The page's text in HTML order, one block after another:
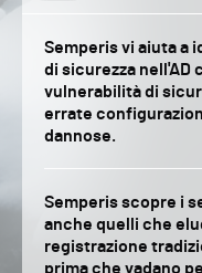
Semperis vi aiuta a
di sicurezza nell'AD
vulnerabilità di
errate
dannose.
Semperis scopre i
anche quelli che
registrazione
prima che vadano